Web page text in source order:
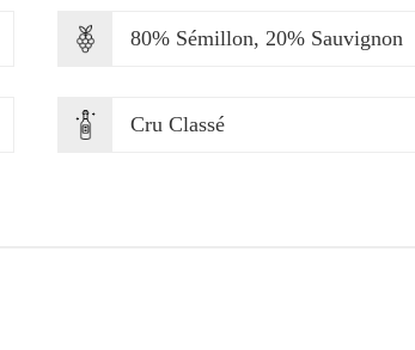
80% Sémillon, 20% Sauvignon
Cru Classé